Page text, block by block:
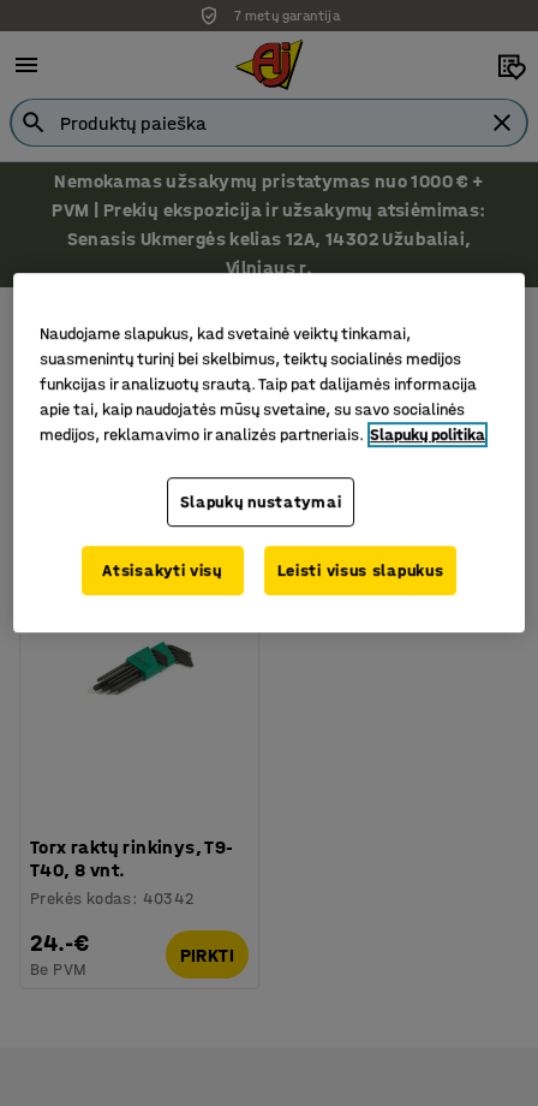
7 metų garantija
Nemokamas užsakymų pristatymas nuo 1000 € +
PVM | Prekių ekspozicija ir užsakymų atsiėmimas:
Senasis Ukmergės kelias 12A, 14302 Užubaliai,
Vilniaus r.
Torx raktų rinkiniai
Torx raktų rinkinys, T9-
T40, 8 vnt.
Prekės kodas : 40342
24.-€
Be PVM
PIRKTI
Naudojame slapukus, kad svetainė veiktų tinkamai,
suasmenintų turinį bei skelbimus, teiktų socialinės medijos
funkcijas ir analizuotų srautą. Taip pat dalijamės informacija
apie tai, kaip naudojatės mūsų svetaine, su savo socialinės
medijos, reklamavimo ir analizės partneriais. Slapukų politika
Slapukų nustatymai
Atsisakyti visų Leisti visus slapukus